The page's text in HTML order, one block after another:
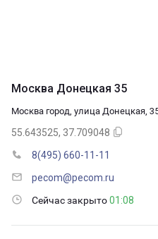
Москва Донецкая 35
Москва город, улица Донецкая,
55.643525, 37.709048
8(495) 660-11-11
pecom@pecom.ru
Сейчас закрыто01:08